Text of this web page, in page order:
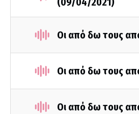
Οι από δω τους
Οι από δω τους
Οι από δω τους